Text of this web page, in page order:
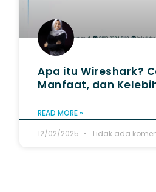
Apa itu Wireshark?
Manfaat, dan
READ MORE »
12/02/2025
Tidak ada